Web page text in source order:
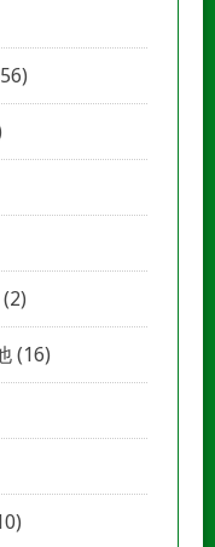
(16)